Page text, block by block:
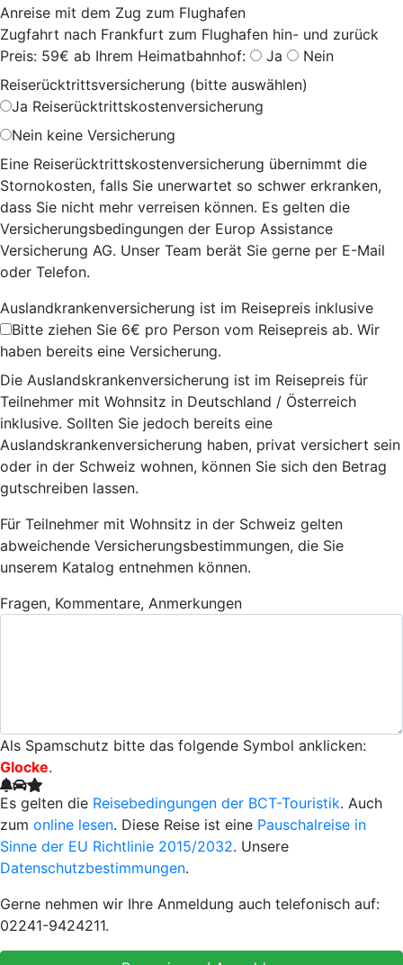
Anreise mit dem Zug zum Flughafen
Zugfahrt nach Frankfurt zum Flughafen hin- und zurück
Preis: 59€ ab Ihrem Heimatbahnhof:
Ja
Nein
Reiserücktrittsversicherung (bitte auswählen)
Ja Reiserücktrittskostenversicherung
Nein keine Versicherung
Eine Reiserücktrittskostenversicherung übernimmt die
Stornokosten, falls Sie unerwartet so schwer erkranken,
dass Sie nicht mehr verreisen können. Es gelten die
Versicherungsbedingungen der Europ Assistance
Versicherung AG. Unser Team berät Sie gerne per E-Mail
oder Telefon.
Auslandkrankenversicherung ist im Reisepreis inklusive
Bitte ziehen Sie 6€ pro Person vom Reisepreis ab. Wir
haben bereits eine Versicherung.
Die Auslandskrankenversicherung ist im Reisepreis für
Teilnehmer mit Wohnsitz in Deutschland / Österreich
inklusive. Sollten Sie jedoch bereits eine
Auslandskrankenversicherung haben, privat versichert sein
oder in der Schweiz wohnen, können Sie sich den Betrag
gutschreiben lassen.
Für Teilnehmer mit Wohnsitz in der Schweiz gelten
abweichende Versicherungsbestimmungen, die Sie
unserem Katalog entnehmen können.
Fragen, Kommentare, Anmerkungen
Als Spamschutz bitte das folgende Symbol anklicken:
Glocke.
Es gelten die Reisebedingungen der BCT-Touristik. Auch
zum online lesen. Diese Reise ist eine Pauschalreise in
Sinne der EU Richtlinie 2015/2032. Unsere
Datenschutzbestimmungen.
Gerne nehmen wir Ihre Anmeldung auch telefonisch auf:
02241-9424211.